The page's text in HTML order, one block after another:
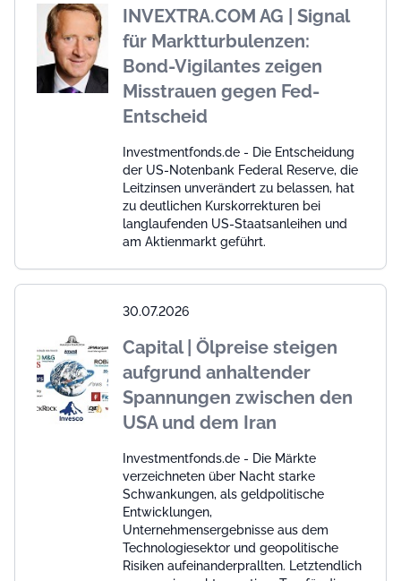
INVEXTRA.COM AG | Signal
für Marktturbulenzen:
Bond-Vigilantes zeigen
Misstrauen gegen Fed-
Entscheid
Investmentfonds.de - Die Entscheidung
der US-Notenbank Federal Reserve, die
Leitzinsen unverändert zu belassen, hat
zu deutlichen Kurskorrekturen bei
langlaufenden US-Staatsanleihen und
am Aktienmarkt geführt.
30.07.2026
Capital | Ölpreise steigen
aufgrund anhaltender
Spannungen zwischen den
USA und dem Iran
Investmentfonds.de - Die Märkte
verzeichneten über Nacht starke
Schwankungen, als geldpolitische
Entwicklungen,
Unternehmensergebnisse aus dem
Technologiesektor und geopolitische
Risiken aufeinanderprallten. Letztendlich